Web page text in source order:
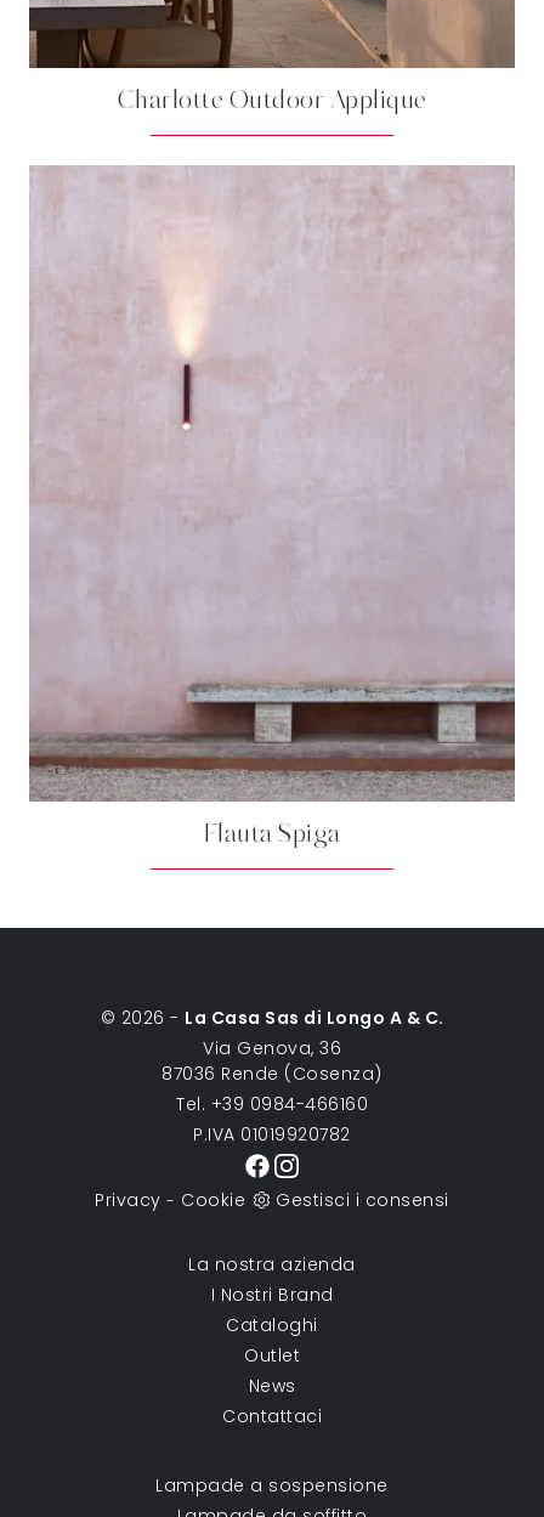
Charlotte Outdoor Applique
Flauta Spiga
© 2026 - La Casa Sas di Longo A & C.
Via Genova, 36
87036 Rende (Cosenza)
Tel. +39 0984-466160
P.IVA 01019920782
Privacy - Cookie Gestisci i consensi
La nostra azienda
I Nostri Brand
Cataloghi
Outlet
News
Contattaci
Lampade a sospensione